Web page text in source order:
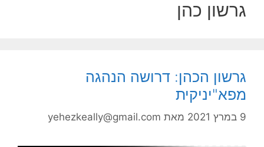
גרשון כהן
גרשון הכהן: דרושה הנהגה
מפא"יניקית
9 במרץ 2021 מאת yehezkeally@gmail.com